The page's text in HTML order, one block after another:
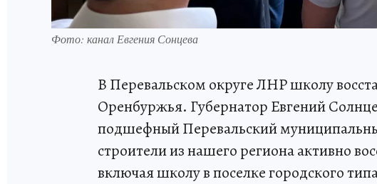
Фото: канал Евгения Сонцева
В Перевальском округе ЛНР школу
Оренбуржья. Губернатор Евгений
подшефный Перевальский
строители из нашего региона активно
включая школу в поселке городского